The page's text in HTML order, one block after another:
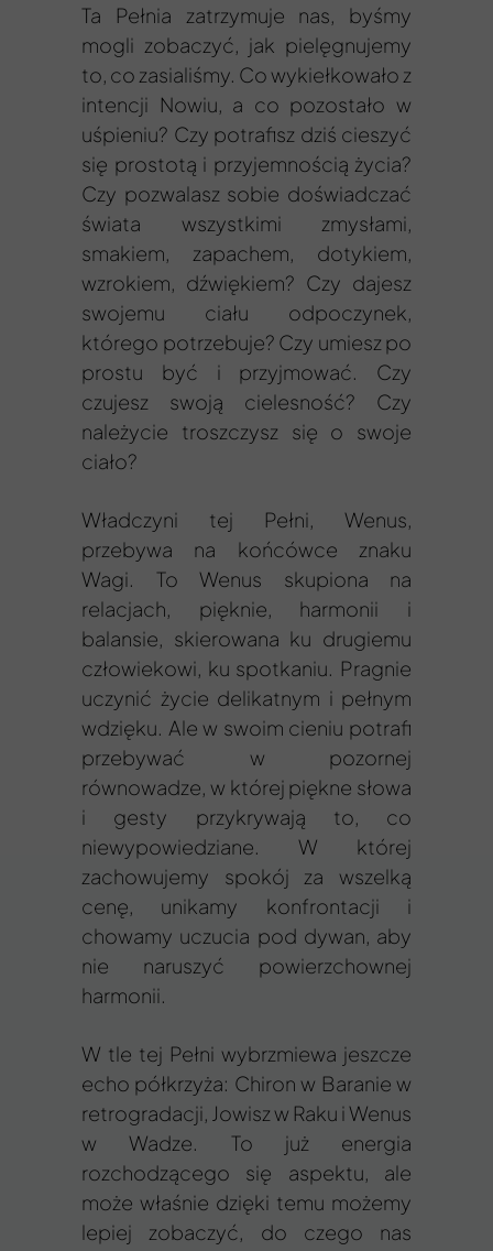
Ta Pełnia zatrzymuje nas, byśmy
mogli zobaczyć, jak pielęgnujemy
to, co zasialiśmy. Co wykiełkowało z
intencji Nowiu, a co pozostało w
uśpieniu? Czy potrafisz dziś cieszyć
się prostotą i przyjemnością życia?
Czy pozwalasz sobie doświadczać
świata wszystkimi zmysłami,
smakiem, zapachem, dotykiem,
wzrokiem, dźwiękiem? Czy dajesz
swojemu ciału odpoczynek,
którego potrzebuje? Czy umiesz po
prostu być i przyjmować. Czy
czujesz swoją cielesność? Czy
należycie troszczysz się o swoje
ciało?
Władczyni tej Pełni, Wenus,
przebywa na końcówce znaku
Wagi. To Wenus skupiona na
relacjach, pięknie, harmonii i
balansie, skierowana ku drugiemu
człowiekowi, ku spotkaniu. Pragnie
uczynić życie delikatnym i pełnym
wdzięku. Ale w swoim cieniu potrafi
przebywać w pozornej
równowadze, w której piękne słowa
i gesty przykrywają to, co
niewypowiedziane. W której
zachowujemy spokój za wszelką
cenę, unikamy konfrontacji i
chowamy uczucia pod dywan, aby
nie naruszyć powierzchownej
harmonii.
W tle tej Pełni wybrzmiewa jeszcze
echo półkrzyża: Chiron w Baranie w
retrogradacji, Jowisz w Raku i Wenus
w Wadze. To już energia
rozchodzącego się aspektu, ale
może właśnie dzięki temu możemy
lepiej zobaczyć, do czego nas